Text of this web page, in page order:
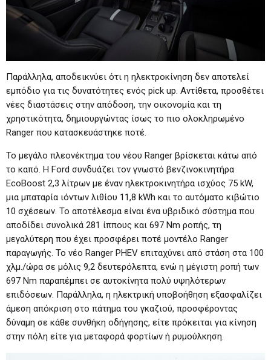
Παράλληλα, αποδεικνύει ότι η ηλεκτροκίνηση δεν αποτελεί
εμπόδιο για τις δυνατότητες ενός pick up. Αντίθετα, προσθέτει
νέες διαστάσεις στην απόδοση, την οικονομία και τη
χρηστικότητα, δημιουργώντας ίσως το πιο ολοκληρωμένο
Ranger που κατασκευάστηκε ποτέ.
Το μεγάλο πλεονέκτημα του νέου Ranger βρίσκεται κάτω από
το καπό. Η Ford συνδυάζει τον γνωστό βενζινοκινητήρα
EcoBoost 2,3 λίτρων με έναν ηλεκτροκινητήρα ισχύος 75 kW,
μια μπαταρία ιόντων λιθίου 11,8 kWh και το αυτόματο κιβώτιο
10 σχέσεων. Το αποτέλεσμα είναι ένα υβριδικό σύστημα που
αποδίδει συνολικά 281 ίππους και 697 Nm ροπής, τη
μεγαλύτερη που έχει προσφέρει ποτέ μοντέλο Ranger
παραγωγής. Το νέο Ranger PHEV επιταχύνει από στάση στα 100
χλμ./ώρα σε μόλις 9,2 δευτερόλεπτα, ενώ η μέγιστη ροπή των
697 Nm παραπέμπει σε αυτοκίνητα πολύ υψηλότερων
επιδόσεων. Παράλληλα, η ηλεκτρική υποβοήθηση εξασφαλίζει
άμεση απόκριση στο πάτημα του γκαζιού, προσφέροντας
δύναμη σε κάθε συνθήκη οδήγησης, είτε πρόκειται για κίνηση
στην πόλη είτε για μεταφορά φορτίων ή ρυμούλκηση.